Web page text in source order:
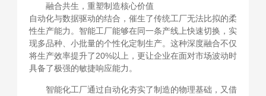
融合共生，重塑制造核心价值
自动化与数据驱动的结合，催生了传统工厂无法比拟的柔
性生产能力。智能工厂能够在同一条产线上快速切换，实
现多品种、小批量的个性化定制生产。这种深度融合不仅
将生产效率提升了20%以上，更让企业在面对市场波动时
具备了极强的敏捷响应能力。
智能化工厂通过自动化夯实了制造的物理基础，又借